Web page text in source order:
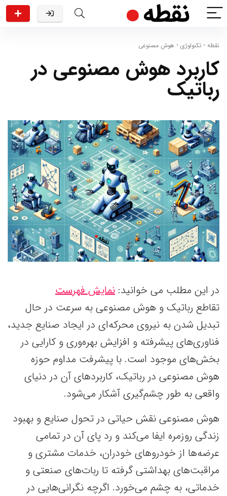
نقطه • تکنولوژی • هوش مصنوعی
کاربرد هوش مصنوعی در
رباتیک
در این مطلب می خوانید: نمایش فهرست
تقاطع رباتیک و هوش مصنوعی به سرعت در حال
تبدیل شدن به نیروی محرکه‌ای در ایجاد صنایع جدید،
فناوری‌های پیشرفته و افزایش بهره‌وری و کارایی در
بخش‌های موجود است. با پیشرفت مداوم حوزه
هوش مصنوعی در رباتیک، کاربردهای آن در دنیای
واقعی به طور چشم‌گیری آشکار می‌شود.
هوش مصنوعی نقش حیاتی در تحول صنایع و بهبود
زندگی روزمره ایفا می‌کند و رد پای آن در تمامی
عرضه‌ها از خودروهای خودران، خدمات مشتری و
مراقبت‌های بهداشتی گرفته تا ربات‌های صنعتی و
خدماتی، به چشم می‌خورد. اگرچه نگرانی‌هایی در